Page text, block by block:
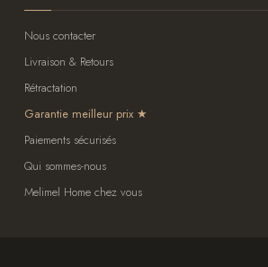
Nous contacter
Livraison & Retours
Rétractation
Garantie meilleur prix
Paiements sécurisés
Qui sommes-nous
Melimel Home chez vous